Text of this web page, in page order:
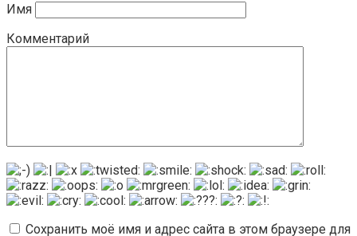
Имя
Комментарий
Сохранить моё имя и адрес сайта в этом браузере для